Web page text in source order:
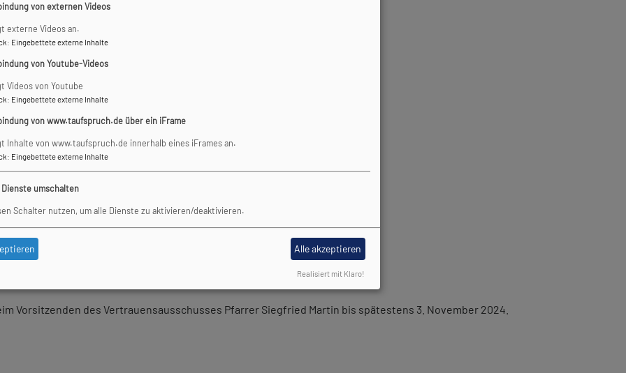
berufen:
hier die Reihenfolge nach Anzahl der Stimmen:
für Ihr Engagement.
Hier alle Kandidierenden auf einen Blick!
Vorsitzenden des Vertrauensausschusses Pfarrer Siegfried Martin bis spätestens 3. November 2024.
von externen Videos
externe Videos an.
: Eingebettete externe Inhalte
von Youtube-Videos
Videos von Youtube
: Eingebettete externe Inhalte
von www.taufspruch.de über ein iFrame
Inhalte von www.taufspruch.de innerhalb eines iFrames an.
: Eingebettete externe Inhalte
umschalten
Schalter nutzen, um alle Dienste zu aktivieren/deaktivieren.
Alle akzeptieren
Realisiert mit Klaro!